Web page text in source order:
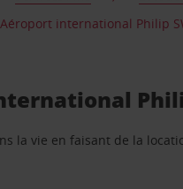
international Philip
la vie en faisant de la